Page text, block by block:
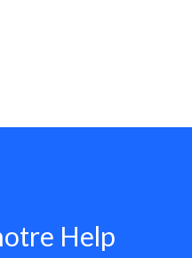
pour les traductions
Help